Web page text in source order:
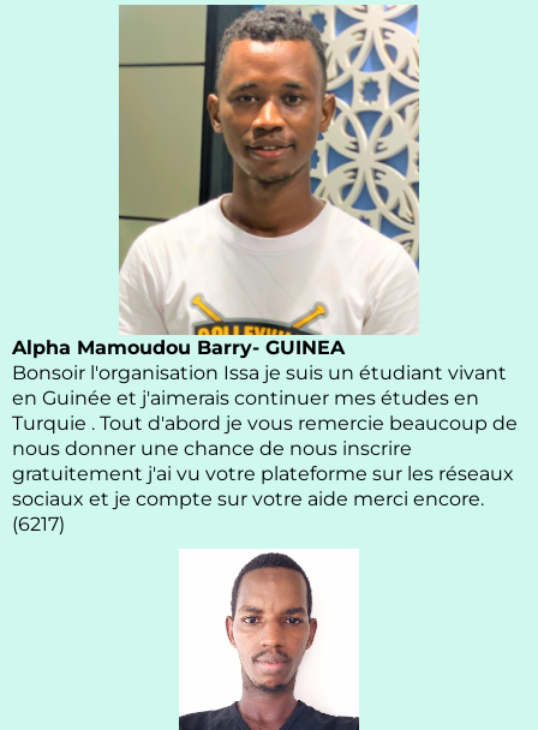
Alpha Mamoudou Barry- GUINEA
Bonsoir l'organisation Issa je suis un étudiant vivant
en Guinée et j'aimerais continuer mes études en
Turquie . Tout d'abord je vous remercie beaucoup de
nous donner une chance de nous inscrire
gratuitement j'ai vu votre plateforme sur les réseaux
sociaux et je compte sur votre aide merci encore.
(6217)